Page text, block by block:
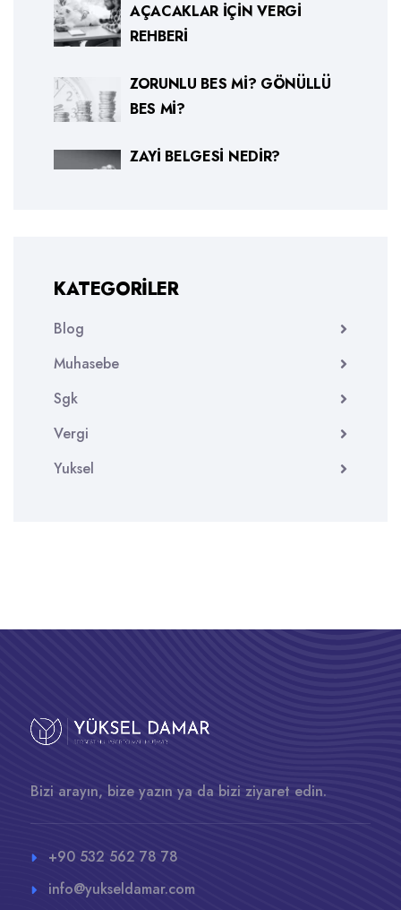
AÇACAKLAR İÇIN VERGI
REHBERI
ZORUNLU BES MI? GÖNÜLLÜ
BES MI?
ZAYI BELGESI NEDIR?
KATEGORILER
Blog
Muhasebe
Sgk
Vergi
Yuksel
Bizi arayın, bize yazın ya da bizi ziyaret edin.
+90 532 562 78 78
info@yukseldamar.com